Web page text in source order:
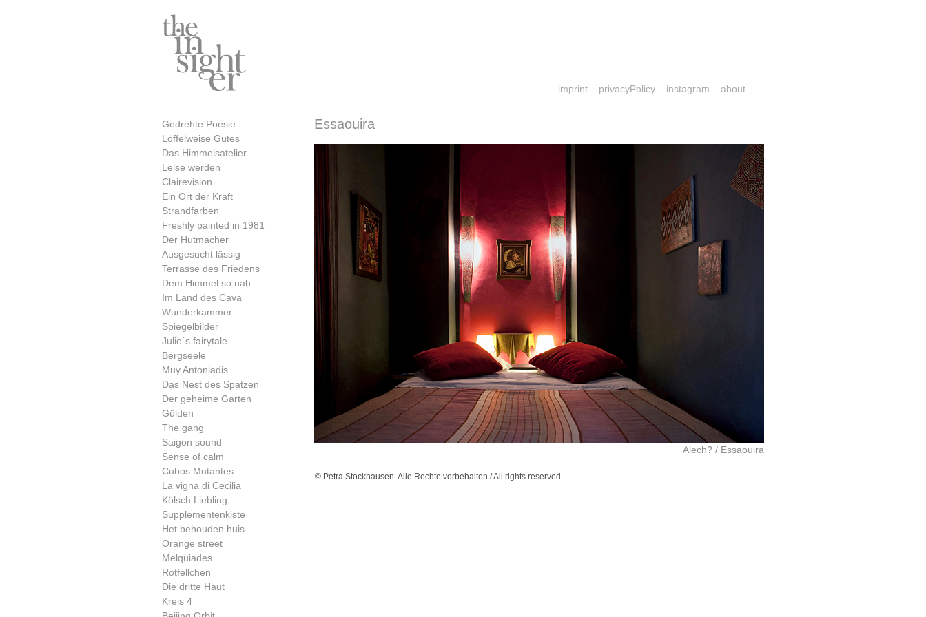
imprint privacyPolicy instagram about
Gedrehte Poesie
Löffelweise Gutes
Das Himmelsatelier
Leise werden
Clairevision
Ein Ort der Kraft
Strandfarben
Freshly painted in 1981
Der Hutmacher
Ausgesucht lässig
Terrasse des Friedens
Dem Himmel so nah
Im Land des Cava
Wunderkammer
Spiegelbilder
Julie´s fairytale
Bergseele
Muy Antoniadis
Das Nest des Spatzen
Der geheime Garten
Gülden
The gang
Saigon sound
Sense of calm
Cubos Mutantes
La vigna di Cecilia
Kölsch Liebling
Supplementenkiste
Het behouden huis
Orange street
Melquiades
Rotfellchen
Die dritte Haut
Kreis 4
Essaouira
Alech? / Essaouira
© Petra Stockhausen. Alle Rechte vorbehalten / All rights reserved.